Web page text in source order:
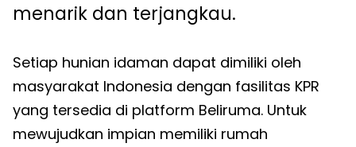
menarik dan terjangkau.
Setiap hunian idaman dapat dimiliki oleh
masyarakat Indonesia dengan fasilitas KPR
yang tersedia di platform Beliruma. Untuk
mewujudkan impian memiliki rumah